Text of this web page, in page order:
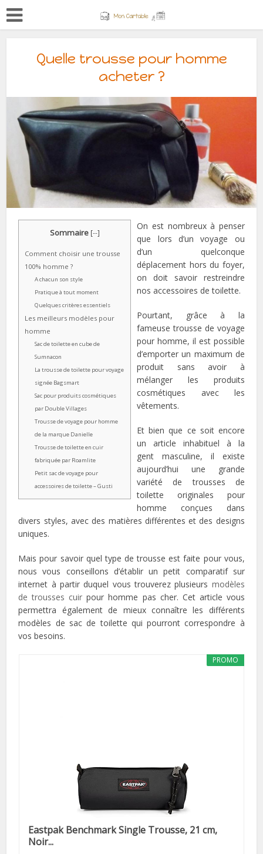
Quelle trousse pour homme
acheter ?
Sommaire [--]
Comment choisir une trousse
100% homme ?
A chacun son style
Pratique à tout moment
Quelques critères essentiels
Les meilleurs modèles pour
homme
Sac de toilette en cube de
Sumnacon
La trousse de toilette pour voyage
signée Bagsmart
Sac pour produits cosmétiques
par Double Villages
Trousse de voyage pour homme
de la marque Danielle
Trousse de toilette en cuir
fabriquée par Roamlite
Petit sac de voyage pour
accessoires de toilette – Gusti
On est nombreux à penser
que lors d’un voyage ou
d’un quelconque
déplacement hors du foyer,
on doit savoir restreindre
nos accessoires de toilette.
Pourtant, grâce à la
fameuse trousse de voyage
pour homme, il est possible
d’emporter un maximum de
produit sans avoir à
mélanger les produits
cosmétiques avec les
vêtements.
Et bien que ce soit encore
un article inhabituel à la
gent masculine, il existe
aujourd’hui une grande
variété de trousses de
toilette originales pour
homme conçues dans
divers styles, avec des matières différentes et des designs
uniques.
Mais pour savoir quel type de trousse est faite pour vous,
nous vous conseillons d’établir un petit comparatif sur
internet à partir duquel vous trouverez plusieurs modèles
de trousses cuir pour homme pas cher. Cet article vous
permettra également de mieux connaître les différents
modèles de sac de toilette qui pourront correspondre à
vos besoins.
PROMO
Eastpak Benchmark Single Trousse, 21 cm,
Noir...